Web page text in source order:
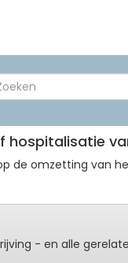
hospitalisatie
de omzetting van
- en alle